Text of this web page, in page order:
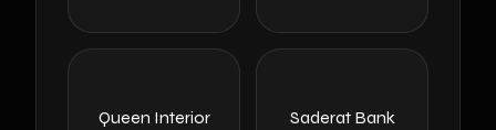
Saderat Bank
Queen Interior